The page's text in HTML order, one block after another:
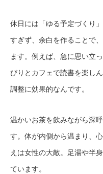
休日には「ゆる予定づくり
すぎず、余白を作ることで
ます。例えば、急に思い立
びりとカフェで読書を楽し
調整に効果的なんです。
温かいお茶を飲みながら深
す。体が内側から温まり、
えは女性の大敵。足湯や半
ています。